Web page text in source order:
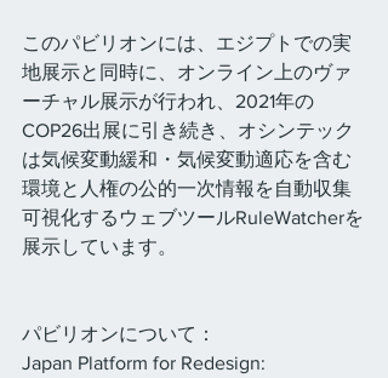
このパビリオンには、エジプトでの実
地展示と同時に、オンライン上のヴァ
ーチャル展示が行われ、2021年の
COP26出展に引き続き、オシンテック
は気候変動緩和・気候変動適応を含む
環境と人権の公的一次情報を自動収集
可視化するウェブツールRuleWatcherを
展示しています。
パビリオンについて：
Japan Platform for Redesign: